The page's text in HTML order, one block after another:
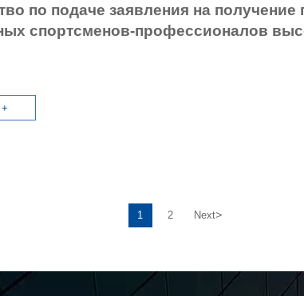
по подаче заявления на
спортсменов-профессионалов
1 2 Next>